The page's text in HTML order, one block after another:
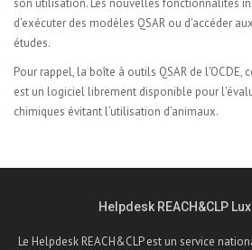
d'exécuter des modèles QSAR ou d'accéder
études.
Pour rappel, la boîte à outils QSAR de l'OCDE,
est un logiciel librement disponible pour
chimiques évitant l’utilisation d’animaux.
Helpdesk REACH&CLP
Le Helpdesk REACH&CLP est un service